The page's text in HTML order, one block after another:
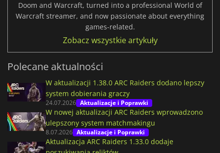
Doom and Warcraft, turned into a professional World of
Warcraft streamer, and now passionate about everything
games-related.
Zobacz wszystkie artykuły
Polecane aktualności
W aktualizacji 1.38.0 ARC Raiders dodano lepszy
system dobierania graczy
24.07.2026 Aktualizacje i Poprawki
W nowej aktualizacji ARC Raiders wprowadzono
ulepszony system matchmakingu
8.07.2026 Aktualizacje i Poprawki
Aktualizacja ARC Raiders 1.33.0 dodaje